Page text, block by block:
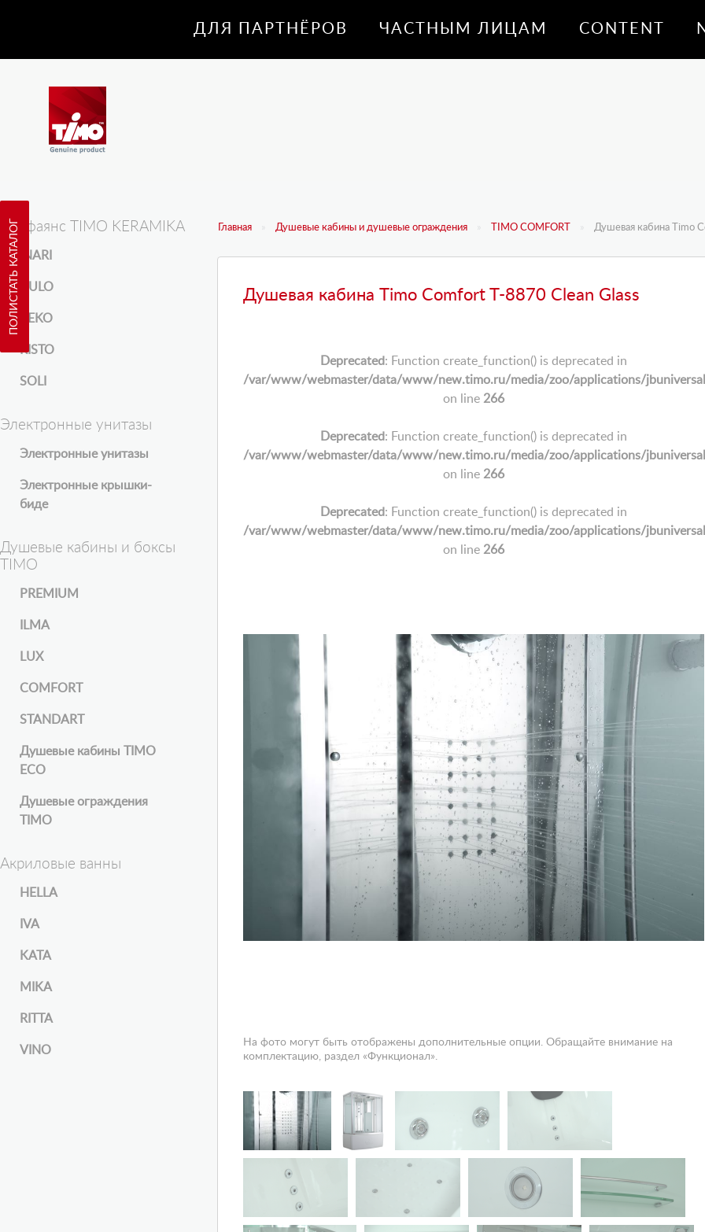
ДЛЯ ПАРТНЁРОВ ЧАСТНЫМ ЛИЦАМ CONTENT
ПОЛИСТАТЬ КАТАЛОГ Главная Душевые кабины и душевые ограждения TIMO COMFORT Душевая кабина Timo
Душевая кабина Timo Comfort T-8870 Clean Glass
Deprecated: Function create_function() is deprecated in
/var/www/webmaster/data/www/new.timo.ru/media/zoo/applications/
on line 266
Deprecated: Function create_function() is deprecated in
/var/www/webmaster/data/www/new.timo.ru/media/zoo/applications/
on line 266
Deprecated: Function create_function() is deprecated in
/var/www/webmaster/data/www/new.timo.ru/media/zoo/applications/
on line 266
На фото могут быть отображены дополнительные опции. Обращайте внимание на
комплектацию, раздел «Функционал».
Санфаянс TIMO KERAMIKA
INARI
KULO
REKO
RISTO
SOLI
Электронные унитазы
Электронные унитазы
Электронные крышки-
биде
Душевые кабины и боксы
TIMO
PREMIUM
ILMA
LUX
COMFORT
STANDART
Душевые кабины TIMO
ECO
Душевые ограждения
TIMO
Акриловые ванны
HELLA
IVA
KATA
MIKA
RITTA
VINO